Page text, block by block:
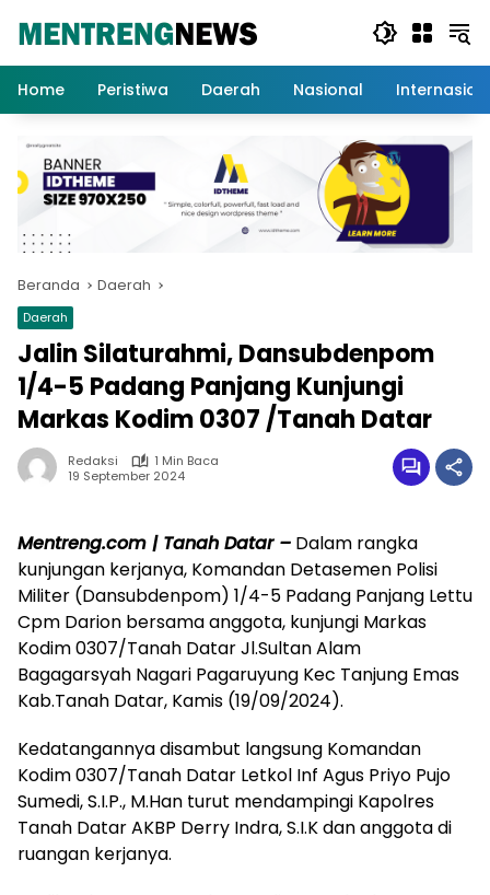
Home
Peristiwa Daerah Nasional
Beranda Daerah
Daerah
Jalin Silaturahmi, Dansubdenpom
1/4-5 Padang Panjang Kunjungi
Markas Kodim 0307 /Tanah Datar
Redaksi
1 Min Baca
19 September 2024
Mentreng.com | Tanah Datar – Dalam rangka
kunjungan kerjanya, Komandan Detasemen Polisi
Militer (Dansubdenpom) 1/4-5 Padang Panjang Lettu
Cpm Darion bersama anggota, kunjungi Markas
Kodim 0307/Tanah Datar Jl.Sultan Alam
Bagagarsyah Nagari Pagaruyung Kec Tanjung Emas
Kab.Tanah Datar, Kamis (19/09/2024).
Kedatangannya disambut langsung Komandan
Kodim 0307/Tanah Datar Letkol Inf Agus Priyo Pujo
Sumedi, S.I.P., M.Han turut mendampingi Kapolres
Tanah Datar AKBP Derry Indra, S.I.K dan anggota di
ruangan kerjanya.